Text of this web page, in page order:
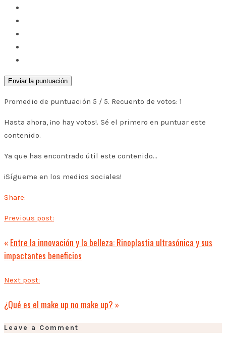
Enviar la puntuación
Promedio de puntuación 5 / 5. Recuento de votos: 1
Hasta ahora, ¡no hay votos!. Sé el primero en puntuar este
contenido.
Ya que has encontrado útil este contenido...
¡Sígueme en los medios sociales!
Share:
Previous post:
« Entre la innovación y la belleza: Rinoplastia ultrasónica y sus
impactantes beneficios
Next post:
¿Qué es el make up no make up? »
Leave a Comment